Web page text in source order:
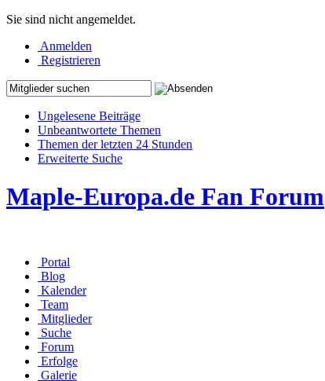
Sie sind nicht angemeldet.
Anmelden
Registrieren
Ungelesene Beiträge
Unbeantwortete Themen
Themen der letzten 24 Stunden
Erweiterte Suche
Maple-Europa.de Fan Forum
Portal
Blog
Kalender
Team
Mitglieder
Suche
Forum
Erfolge
Galerie